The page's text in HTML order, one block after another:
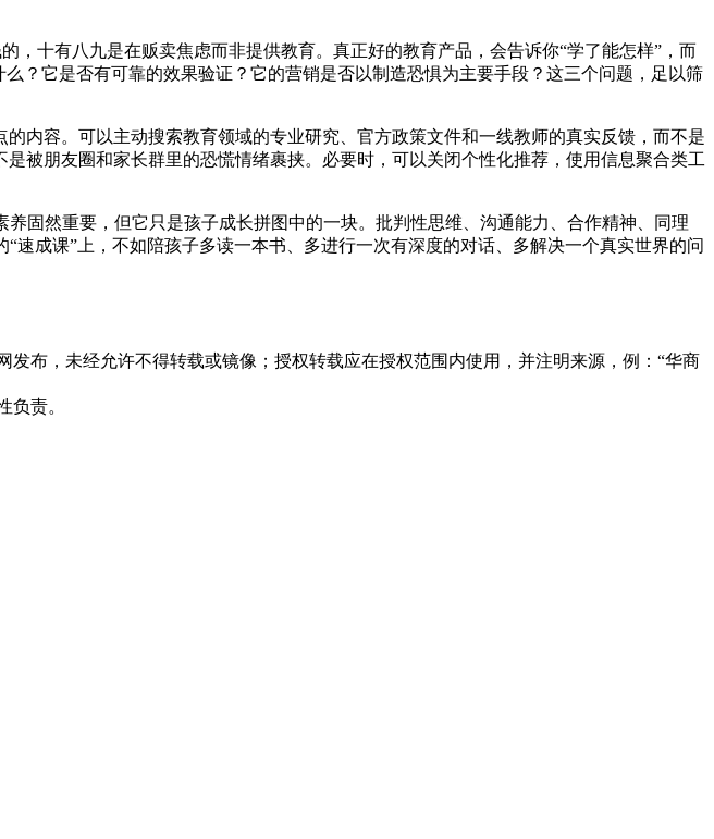
，十有八九是在贩卖焦虑而非提供教育。真正好的教育产品，会告诉你“学了能怎样”，而
？它是否有可靠的效果验证？它的营销是否以制造恐惧为主要手段？这三个问题，足以筛
内容。可以主动搜索教育领域的专业研究、官方政策文件和一线教师的真实反馈，而不是
被朋友圈和家长群里的恐慌情绪裹挟。必要时，可以关闭个性化推荐，使用信息聚合类工
固然重要，但它只是孩子成长拼图中的一块。批判性思维、沟通能力、合作精神、同理
成课”上，不如陪孩子多读一本书、多进行一次有深度的对话、多解决一个真实世界的问
布，未经允许不得转载或镜像；授权转载应在授权范围内使用，并注明来源，例：“华商
负责。